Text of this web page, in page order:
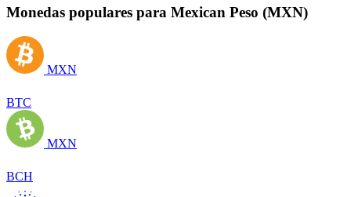
Monedas populares para Mexican Peso (MXN)
MXN
BTC
MXN
BCH